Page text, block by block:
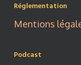
Réglementation
Mentions
Podcast